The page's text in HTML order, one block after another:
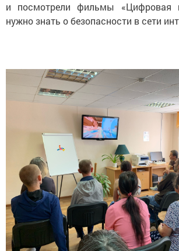
и посмотрели фильмы «Цифровая
нужно знать о безопасности в сети